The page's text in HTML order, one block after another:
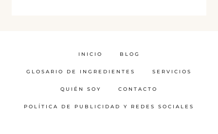
INICIO BLOG
GLOSARIO DE INGREDIENTES SERVICIOS
QUIÉN SOY CONTACTO
POLÍTICA DE PUBLICIDAD Y REDES SOCIALES